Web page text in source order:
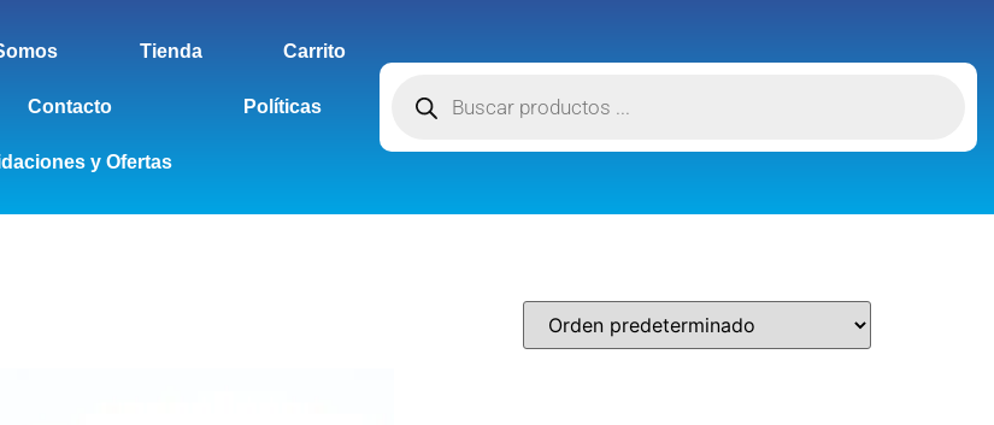
Tienda Carrito
Contacto Políticas
y Ofertas